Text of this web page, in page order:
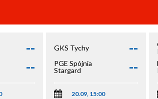
--
--
GKS Tychy --
PGE Spójnia
Stargard
--
20.09, 15:00